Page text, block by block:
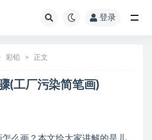
登录
彩铅 正文
(工厂污染简笔画)